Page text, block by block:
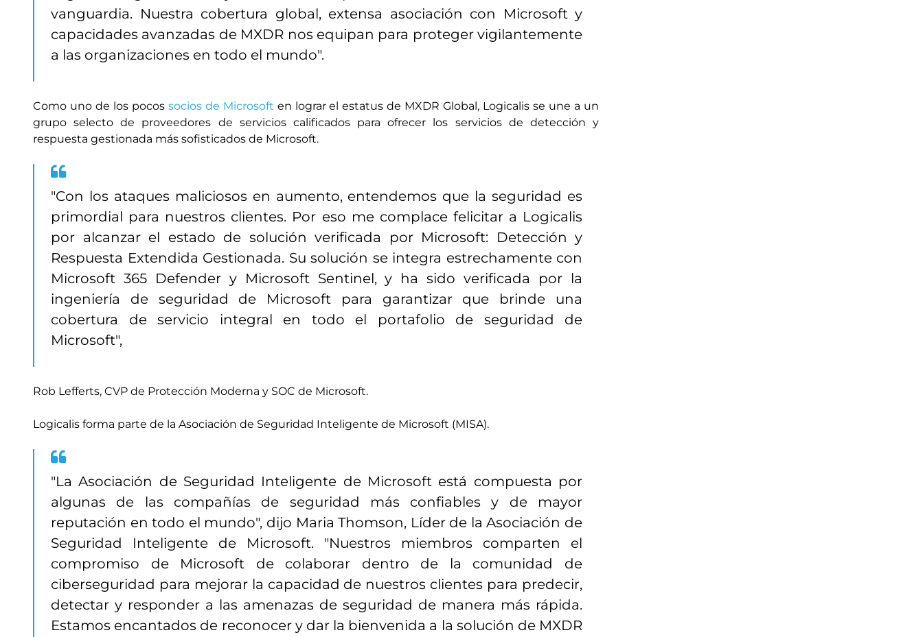
vanguardia. Nuestra cobertura global, extensa asociación con Microsoft y
capacidades avanzadas de MXDR nos equipan para proteger vigilantemente
a las organizaciones en todo el mundo".
Como uno de los pocos socios de Microsoft en lograr el estatus de MXDR Global, Logicalis se une a un
grupo selecto de proveedores de servicios calificados para ofrecer los servicios de detección y
respuesta gestionada más sofisticados de Microsoft.
"Con los ataques maliciosos en aumento, entendemos que la seguridad es
primordial para nuestros clientes. Por eso me complace felicitar a Logicalis
por alcanzar el estado de solución verificada por Microsoft: Detección y
Respuesta Extendida Gestionada. Su solución se integra estrechamente con
Microsoft 365 Defender y Microsoft Sentinel, y ha sido verificada por la
ingeniería de seguridad de Microsoft para garantizar que brinde una
cobertura de servicio integral en todo el portafolio de seguridad de
Microsoft",
Rob Lefferts, CVP de Protección Moderna y SOC de Microsoft.
Logicalis forma parte de la Asociación de Seguridad Inteligente de Microsoft (MISA).
"La Asociación de Seguridad Inteligente de Microsoft está compuesta por
algunas de las compañías de seguridad más confiables y de mayor
reputación en todo el mundo", dijo Maria Thomson, Líder de la Asociación de
Seguridad Inteligente de Microsoft. "Nuestros miembros comparten el
compromiso de Microsoft de colaborar dentro de la comunidad de
ciberseguridad para mejorar la capacidad de nuestros clientes para predecir,
detectar y responder a las amenazas de seguridad de manera más rápida.
Estamos encantados de reconocer y dar la bienvenida a la solución de MXDR